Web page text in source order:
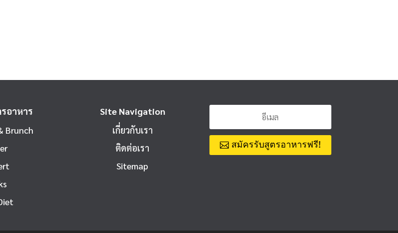
อาหาร
Brunch
Site Navigation
เกี่ยวกับเรา
ติดต่อเรา
Sitemap
สมัครรับสูตรอาหารฟรี!